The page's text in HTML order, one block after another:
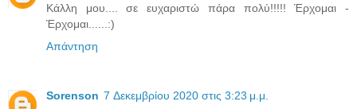
Κάλλη μου.... σε ευχαριστώ πάρα πολύ!!!!! Έρχομαι -
Έρχομαι......:)
Απάντηση
Sorenson 7 Δεκεμβρίου 2020 στις 3:23 μ.μ.